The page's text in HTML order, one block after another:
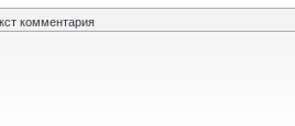
комментария